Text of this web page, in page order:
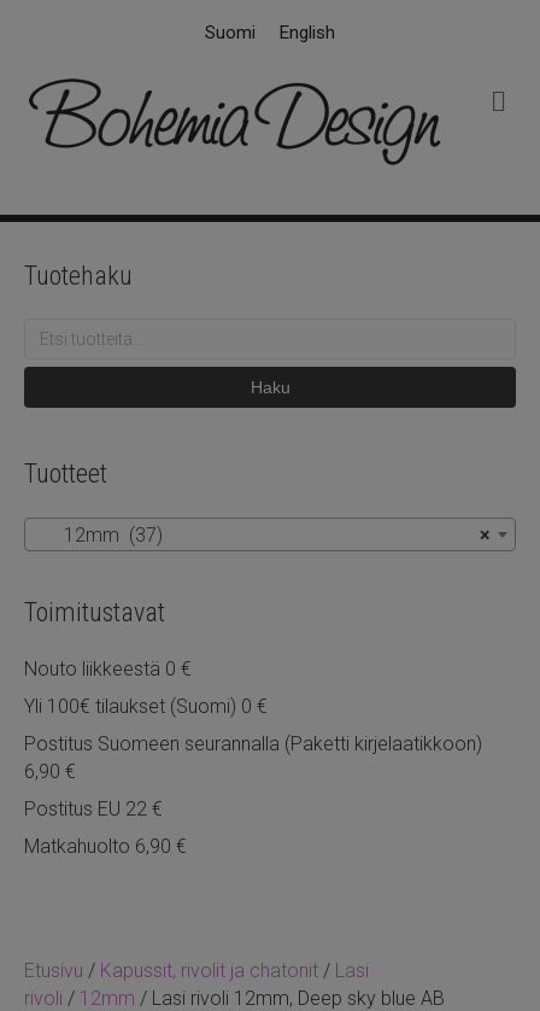
Suomi English
k
Etusivu / Kapussit, rivolit ja chatonit / Lasi
rivoli / 12mm / Lasi rivoli 12mm, Deep sky blue AB
Tuotehaku
Etsi:
Haku
Tuotteet
×
12mm (37)
Toimitustavat
Nouto liikkeestä 0 €
Yli 100€ tilaukset (Suomi) 0 €
Postitus Suomeen seurannalla (Paketti kirjelaatikkoon)
6,90 €
Postitus EU 22 €
Matkahuolto 6,90 €